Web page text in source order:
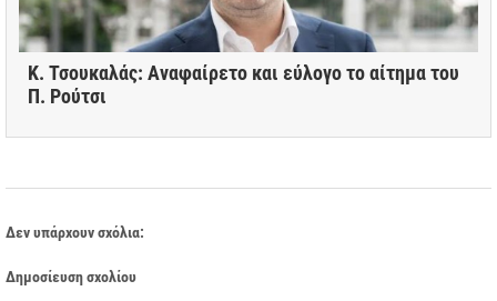
Κ. Τσουκαλάς: Αναφαίρετο και εύλογο το αίτημα του
Π. Ρούτσι
Δεν υπάρχουν σχόλια:
Δημοσίευση σχολίου